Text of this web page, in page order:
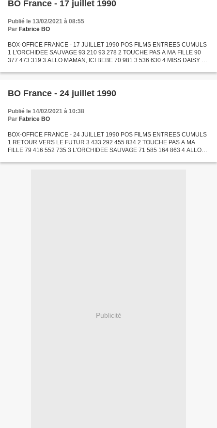
BO France - 17 juillet 1990
Publié le 13/02/2021 à 08:55
Par Fabrice BO
BOX-OFFICE FRANCE - 17 JUILLET 1990 POS FILMS ENTREES CUMULS
1 L'ORCHIDEE SAUVAGE 93 210 93 278 2 TOUCHE PAS A MA FILLE 90
377 473 319 3 ALLO MAMAN, ICI BEBE 70 981 3 536 630 4 MISS DAISY ET
BO France - 24 juillet 1990
Publié le 14/02/2021 à 10:38
Par Fabrice BO
BOX-OFFICE FRANCE - 24 JUILLET 1990 POS FILMS ENTREES CUMULS
1 RETOUR VERS LE FUTUR 3 433 292 455 834 2 TOUCHE PAS A MA
FILLE 79 416 552 735 3 L'ORCHIDEE SAUVAGE 71 585 164 863 4 ALLO
493...
Publicité